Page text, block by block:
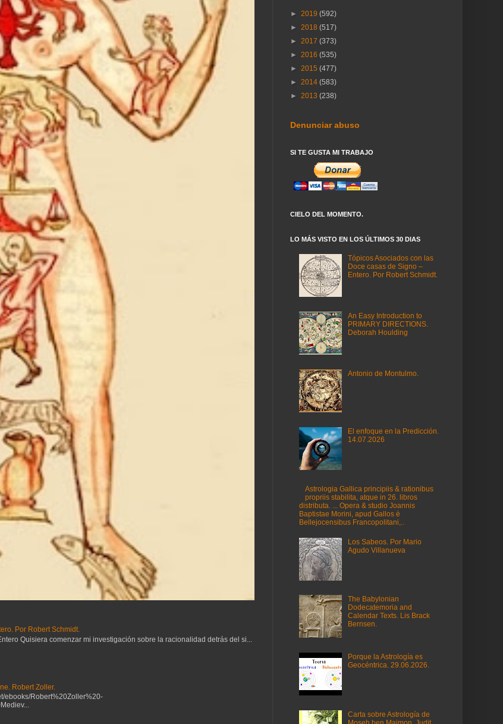
Por Robert Schmidt.
Quisiera comenzar mi investigación sobre la racionalidad detrás del si...
Robert Zoller.
Robert%20Zoller%20-
► 2019 (592)
► 2018 (517)
► 2017 (373)
► 2016 (535)
► 2015 (477)
► 2014 (583)
► 2013 (238)
Denunciar abuso
SI TE GUSTA MI TRABAJO
CIELO DEL MOMENTO.
LO MÁS VISTO EN LOS ÚLTIMOS 30 DIAS
Tópicos Asociados con las
Doce casas de Signo –
Entero. Por Robert Schmidt.
An Easy Introduction to
PRIMARY DIRECTIONS.
Deborah Houlding
Antonio de Montulmo.
El enfoque en la Predicción.
14.07.2026
Astrologia Gallica principiis & rationibus
propriis stabilita, atque in 26. libros
distributa. ... Opera & studio Joannis
Baptistae Morini, apud Gallos è
Bellejocensibus Francopolitani,..
Los Sabeos. Por Mario
Agudo Villanueva
The Babylonian
Dodecatemoria and
Calendar Texts. Lis Brack
Bernsen.
Porque la Astrología es
Geocéntrica. 29.06.2026.
Carta sobre Astrología de